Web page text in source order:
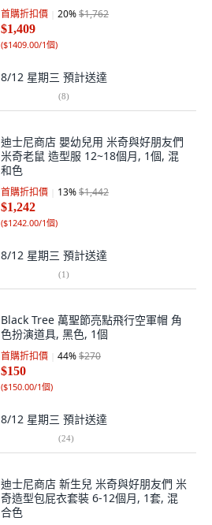
首購折扣價 20%$1,762
$1,409
($1409.00/1個)
8/12 星期三 預計送達
(8)
迪士尼商店 嬰幼兒用 米奇與好朋友們
米奇老鼠 造型服 12~18個月, 1個, 混
和色
首購折扣價 13%$1,442
$1,242
($1242.00/1個)
8/12 星期三 預計送達
(1)
Black Tree 萬聖節亮點飛行空軍帽 角
色扮演道具, 黑色, 1個
首購折扣價 44%$270
$150
($150.00/1個)
8/12 星期三 預計送達
(24)
迪士尼商店 新生兒 米奇與好朋友們 米
奇造型包屁衣套裝 6-12個月, 1套, 混
合色